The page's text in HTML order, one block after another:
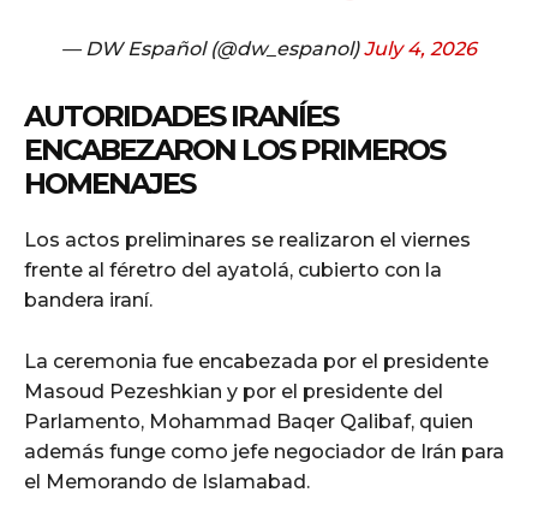
— DW Español (@dw_espanol)July 4, 2026
AUTORIDADES IRANÍES
ENCABEZARON LOS PRIMEROS
HOMENAJES
Los actos preliminares se realizaron el viernes
frente al féretro del ayatolá, cubierto con la
bandera iraní.
La ceremonia fue encabezada por el presidente
Masoud Pezeshkian y por el presidente del
Parlamento, Mohammad Baqer Qalibaf, quien
además funge como jefe negociador de Irán para
el Memorando de Islamabad.